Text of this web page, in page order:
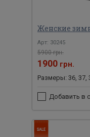
Женские
Арт: 30245
5900 грн.
1900 грн.
Размеры: 36, 37,
Добавить в